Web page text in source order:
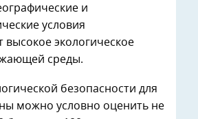
и
условия
экологическое
среды.
безопасности для
можно условно оценить не